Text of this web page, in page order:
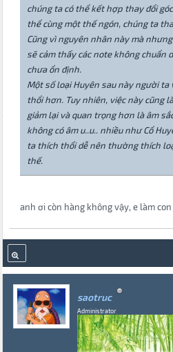
chúng ta có thể kết hợp thay đổi
thể cùng một thế ngón, chúng ta
Cũng vì nguyên nhân này mà
sẽ cảm thấy các note không chuẩn
chưa ổn định.
Một số loại Huyên sau này người ta
thổi hơn. Tuy nhiên, việc này cũng
giảm lại và quan trọng hơn là âm
không có âm u..u.. nhiều như Cổ
ta thích thổi dễ nên thường thích
thế.
anh ơi còn hàng không vậy, e làm
saotruc
Administrator